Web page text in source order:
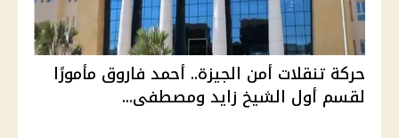
حركة تنقلات أمن الجيزة.. أحمد فاروق مأمورًا
لقسم أول الشيخ زايد ومصطفى...